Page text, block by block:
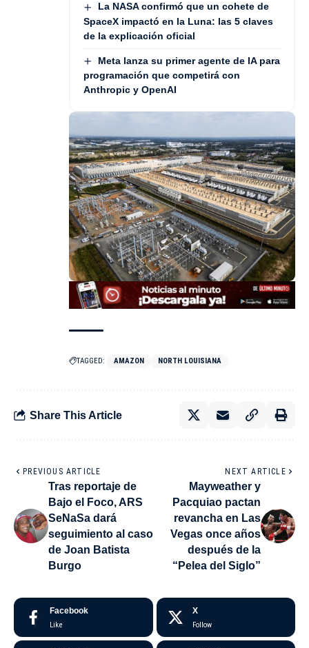
La NASA confirmó que un cohete de
SpaceX impactó en la Luna: las 5 claves
de la explicación oficial
Meta lanza su primer agente de IA para
programación que competirá con
Anthropic y OpenAI
TAGGED: AMAZON NORTH LOUISIANA
Share This Article
PREVIOUS ARTICLE
Tras reportaje de
Bajo el Foco, ARS
SeNaSa dará
seguimiento al caso
de Joan Batista
Burgo
NEXT ARTICLE
Mayweather y
Pacquiao pactan
revancha en Las
Vegas once años
después de la
“Pelea del Siglo”
Facebook
Like
X
Follow